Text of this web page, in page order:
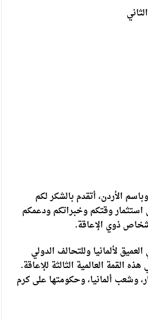
الأردن، أتقدم بالشكر لكم
وقتكم وخبراتكم ودعمكم
ذوي الإعاقة.
لألمانيا وللتحالف الدولي
القمة العالمية الثالثة للإعاقة.
وشعب ألمانيا، وحكومتها على كرم